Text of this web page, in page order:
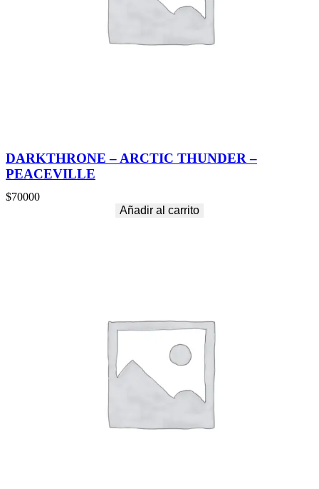
DARKTHRONE – ARCTIC THUNDER –
PEACEVILLE
$70000
Añadir al carrito